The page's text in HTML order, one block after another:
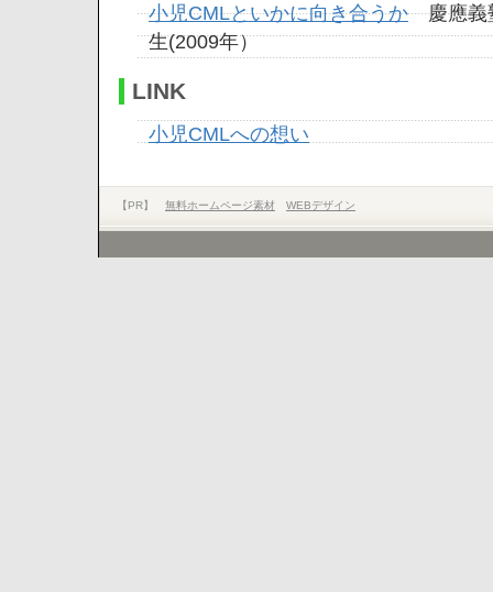
小児CMLといかに向き合うか慶應義
生(2009年）
LINK
小児CMLへの想い
【PR】 無料ホームページ素材 WEBデザイン